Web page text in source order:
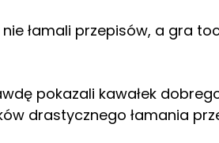
łamali przepisów, a gra
pokazali kawałek
drastycznego łamania